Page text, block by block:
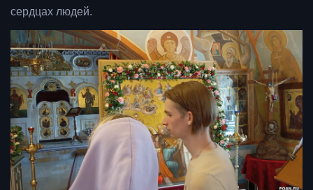
сердцах людей.